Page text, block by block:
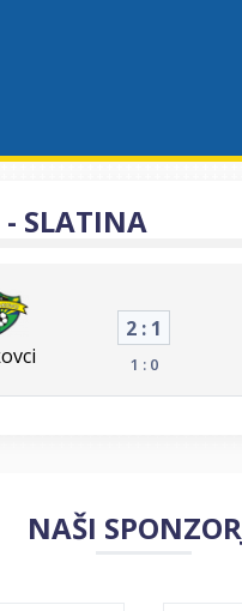
- SLATINA
2 : 1
1 : 0
NAŠI